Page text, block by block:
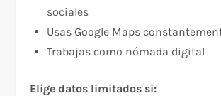
sociales​
Usas Google Maps
Trabajas como nómada digital​
Elige datos limitados si: